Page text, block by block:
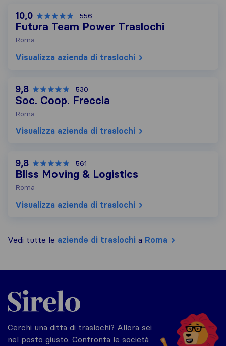
10,0 556
Futura Team Power Traslochi
Roma
Visualizza azienda di traslochi
9,8 530
Soc. Coop. Freccia
Roma
Visualizza azienda di traslochi
9,8 561
Bliss Moving & Logistics
Roma
Visualizza azienda di traslochi
Vedi tutte le aziende di traslochi a Roma
Sirelo.it
Cerchi una ditta di traslochi? Allora sei
nel posto giusto. Confronta le società